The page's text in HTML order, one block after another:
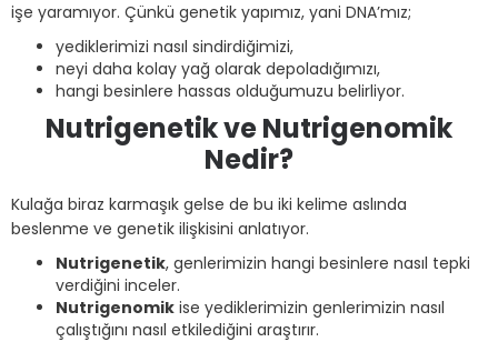
işe yaramıyor. Çünkü genetik yapımız, yani DNA’mız;
yediklerimizi nasıl sindirdiğimizi,
neyi daha kolay yağ olarak depoladığımızı,
hangi besinlere hassas olduğumuzu belirliyor.
Nutrigenetik ve Nutrigenomik
Nedir?
Kulağa biraz karmaşık gelse de bu iki kelime aslında
beslenme ve genetik ilişkisini anlatıyor.
Nutrigenetik, genlerimizin hangi besinlere nasıl tepki
verdiğini inceler.
Nutrigenomik ise yediklerimizin genlerimizin nasıl
çalıştığını nasıl etkilediğini araştırır.